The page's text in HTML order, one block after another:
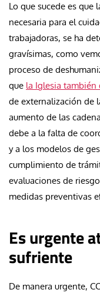
Lo que sucede es que
necesaria para el
trabajadoras, se ha
gravísimas, como
proceso de
que la Iglesia también
de externalización de
aumento de las
debe a la falta de
y a los modelos de
cumplimiento de
evaluaciones de
medidas preventivas
Es urgente
sufriente
De manera urgente,